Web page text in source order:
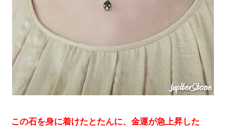
この石を身に着けたとたんに、金運が急上昇した